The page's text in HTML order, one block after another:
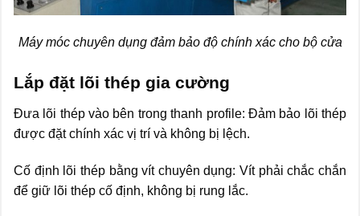
Máy móc chuyên dụng đảm bảo độ chính xác cho bộ cửa
Lắp đặt lõi thép gia cường
Đưa lõi thép vào bên trong thanh profile: Đảm bảo lõi thép
được đặt chính xác vị trí và không bị lệch.
Cố định lõi thép bằng vít chuyên dụng: Vít phải chắc chắn
để giữ lõi thép cố định, không bị rung lắc.